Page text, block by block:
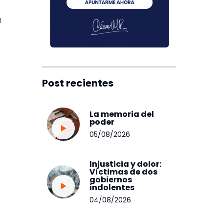
Post recientes
La memoria del
poder
05/08/2026
Injusticia y dolor:
Víctimas de dos
gobiernos
indolentes
04/08/2026